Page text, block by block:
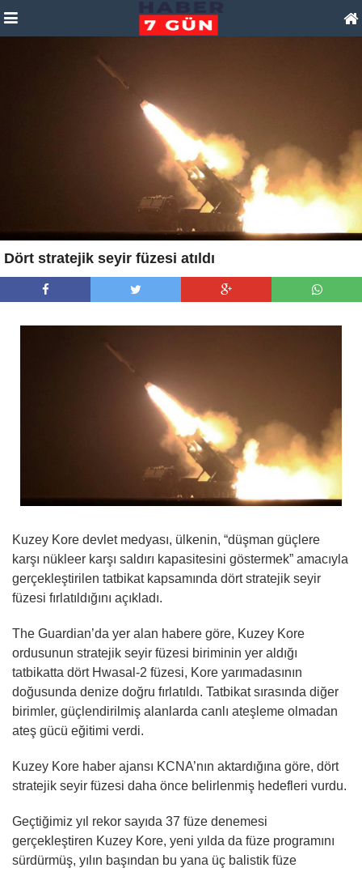
Dört stratejik seyir füzesi atıldı
Kuzey Kore devlet medyası, ülkenin, “düşman güçlere
karşı nükleer karşı saldırı kapasitesini göstermek” amacıyla
gerçekleştirilen tatbikat kapsamında dört stratejik seyir
füzesi fırlatıldığını açıkladı.
The Guardian’da yer alan habere göre, Kuzey Kore
ordusunun stratejik seyir füzesi biriminin yer aldığı
tatbikatta dört Hwasal-2 füzesi, Kore yarımadasının
doğusunda denize doğru fırlatıldı. Tatbikat sırasında diğer
birimler, güçlendirilmiş alanlarda canlı ateşleme olmadan
ateş gücü eğitimi verdi.
Kuzey Kore haber ajansı KCNA’nın aktardığına göre, dört
stratejik seyir füzesi daha önce belirlenmiş hedefleri vurdu.
Geçtiğimiz yıl rekor sayıda 37 füze denemesi
gerçekleştiren Kuzey Kore, yeni yılda da füze programını
sürdürmüş, yılın başından bu yana üç balistik füze